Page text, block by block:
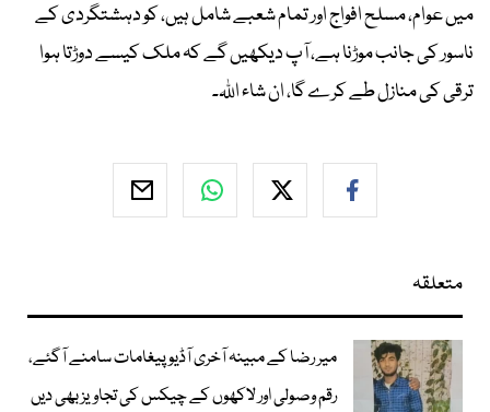
میں عوام، مسلح افواج اور تمام شعبے شامل ہیں، کو دہشتگردی کے
ناسور کی جانب موڑنا ہے، آپ دیکھیں گے کہ ملک کیسے دوڑتا ہوا
ترقی کی منازل طے کرے گا، ان شاء اللہ۔
متعلقہ
میر رضا کے مبینہ آخری آڈیو پیغامات سامنے آگئے،
رقم وصولی اور لاکھوں کے چیکس کی تجاویز بھی دیں